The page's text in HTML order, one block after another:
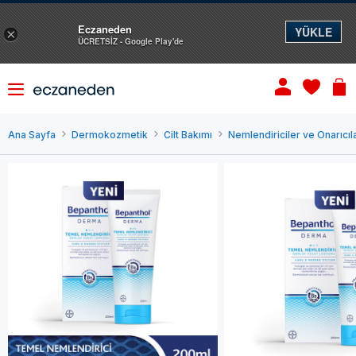
Ana Sayfa Dermokozmetik Cilt Bakımı Nemlendiriciler ve
× Eczaneden
ÜCRETSİZ - Google Play'de
YÜKLE